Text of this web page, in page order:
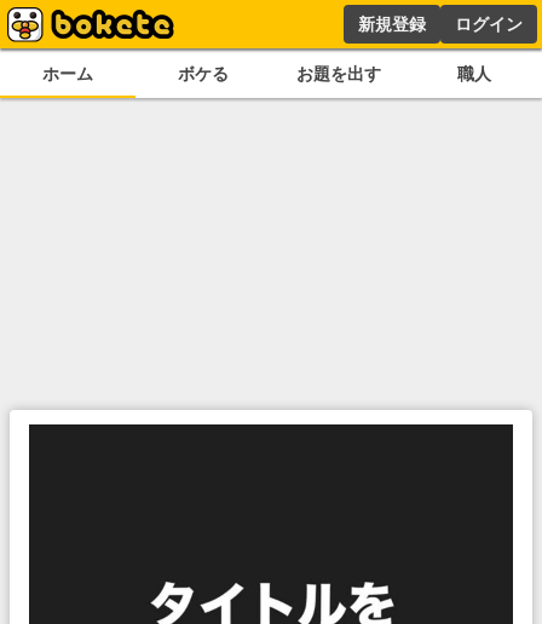
新規登録 ログイン
ホーム ボケる お題を出す 職人